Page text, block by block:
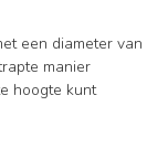
een diameter van
manier
hoogte kunt